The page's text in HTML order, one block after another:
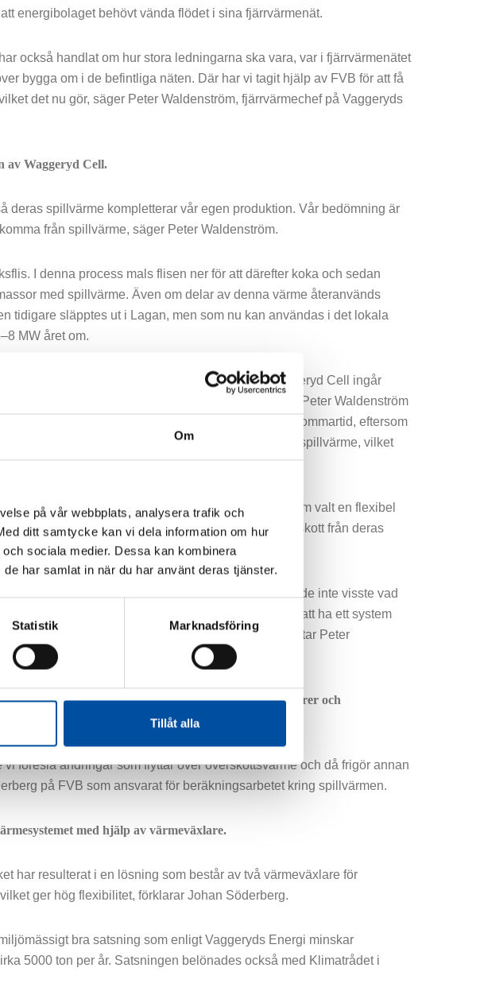
Om
på vår webbplats, analysera trafik och
ditt samtycke kan vi dela information om hur
sociala medier. Dessa kan kombinera
har samlat in när du har använt deras tjänster.
Statistik Marknadsföring
Tillåt alla
energibolaget behövt vända flödet i sina fjärrvärmenät.
också handlat om hur stora ledningarna ska vara, var i fjärrvärmenätet
bygga om i de befintliga näten. Där har vi tagit hjälp av FVB för att få
det nu gör, säger Peter Waldenström, fjärrvärmechef på Vaggeryds
av Waggeryd Cell.
deras spillvärme kompletterar vår egen produktion. Vår bedömning är
från spillvärme, säger Peter Waldenström.
I denna process mals flisen ner för att därefter koka och sedan
med spillvärme. Även om delar av denna värme återanvänds
tidigare släpptes ut i Lagan, men som nu kan användas i det lokala
MW året om.
I samarbetet med Waggeryd Cell ingår
värme motsvarade värmebehovet för 2–3 dygn. Peter Waldenström
våga stänga av sin egen värmeproduktion under sommartid, eftersom
första sommaren som man kört systemet helt på spillvärme, vilket
räcker till huvuddelen av sommaren. Vi har dessutom valt en flexibel
genom att vi använder stödvärme, som är överskott från deras
till att vi skulle använda deras restvärme, eftersom de inte visste vad
deras kärnverksamhet negativt. Men genom att ha ett system
processer har vi nu fått en riktigt bra lösning, berättar Peter
mängder med simuleringar av olika flöden, temperaturer och
föreslå ändringar som flyttar över överskottsvärme och då frigör annan
på FVB som ansvarat för beräkningsarbetet kring spillvärmen.
med hjälp av värmeväxlare.
har resulterat i en lösning som består av två värmeväxlare för
ger hög flexibilitet, förklarar Johan Söderberg.
bra satsning som enligt Vaggeryds Energi minskar
5000 ton per år. Satsningen belönades också med Klimatrådet i